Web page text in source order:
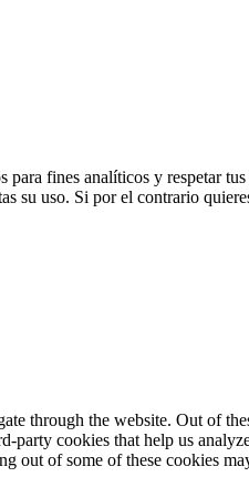
fines analíticos y respetar
su uso. Si por el contrario
through the website. Out of
cookies that help us
out of some of these cookies